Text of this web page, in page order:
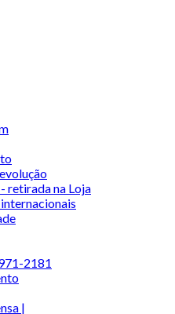
retirada na Loja
2181
|